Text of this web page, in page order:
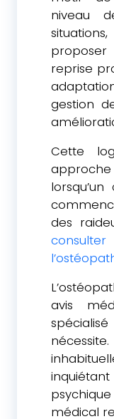
niveau
reprise
gestion
Cette
des
avis
médical